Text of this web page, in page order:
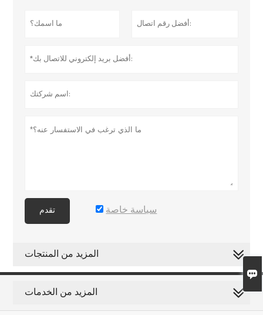

تقدم سياسة خاصة
المزيد من المنتجات
المزيد من الخدمات